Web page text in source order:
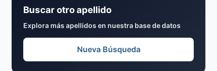
Buscar otro apellido
Explora más apellidos en nuestra base de datos
Nueva Búsqueda